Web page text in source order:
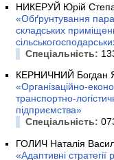
НИКЕРУЙ Юрій
«Обґрунтування
складських
Спеціальність:
КЕРНИЧНИЙ Богдан
«Організаційно-
транспортно-
підприємства»
Спеціальність:
ГОЛИЧ Наталія
«Адаптивні